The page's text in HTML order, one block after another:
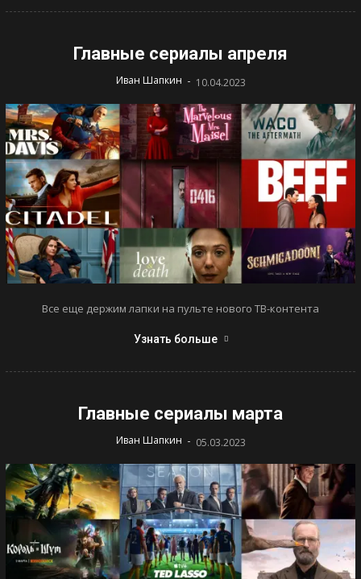
Главные сериалы апреля
Иван Шапкин - 10.04.2023
Все еще держим лапки на пульте нового ТВ-контента
Узнать больше
Главные сериалы марта
Иван Шапкин - 05.03.2023